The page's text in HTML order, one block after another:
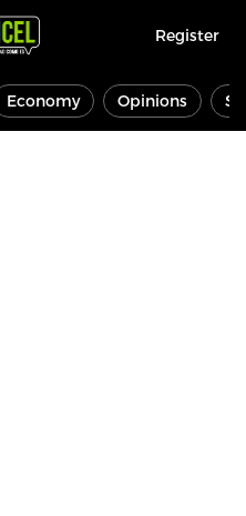
Register
Economy Opinions